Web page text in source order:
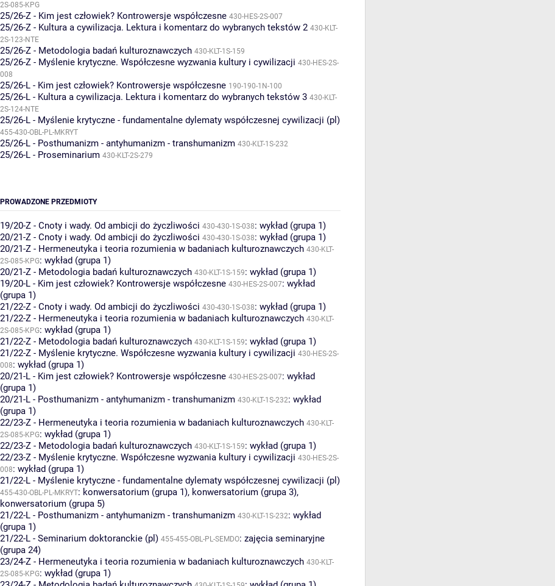
2S-085-KPG
25/26-Z - Kim jest człowiek? Kontrowersje współczesne 430-HES-2S-007
25/26-Z - Kultura a cywilizacja. Lektura i komentarz do wybranych tekstów 2 430-KLT-
2S-123-NTE
25/26-Z - Metodologia badań kulturoznawczych 430-KLT-1S-159
25/26-Z - Myślenie krytyczne. Współczesne wyzwania kultury i cywilizacji 430-HES-2S-
008
25/26-L - Kim jest człowiek? Kontrowersje współczesne 190-190-1N-100
25/26-L - Kultura a cywilizacja. Lektura i komentarz do wybranych tekstów 3 430-KLT-
2S-124-NTE
25/26-L - Myślenie krytyczne - fundamentalne dylematy współczesnej cywilizacji (pl)
455-430-OBL-PL-MKRYT
25/26-L - Posthumanizm - antyhumanizm - transhumanizm 430-KLT-1S-232
25/26-L - Proseminarium 430-KLT-2S-279
PROWADZONE PRZEDMIOTY
19/20-Z - Cnoty i wady. Od ambicji do życzliwości 430-430-1S-038: wykład (grupa 1)
20/21-Z - Cnoty i wady. Od ambicji do życzliwości 430-430-1S-038: wykład (grupa 1)
20/21-Z - Hermeneutyka i teoria rozumienia w badaniach kulturoznawczych 430-KLT-
2S-085-KPG: wykład (grupa 1)
20/21-Z - Metodologia badań kulturoznawczych 430-KLT-1S-159: wykład (grupa 1)
19/20-L - Kim jest człowiek? Kontrowersje współczesne 430-HES-2S-007: wykład
(grupa 1)
21/22-Z - Cnoty i wady. Od ambicji do życzliwości 430-430-1S-038: wykład (grupa 1)
21/22-Z - Hermeneutyka i teoria rozumienia w badaniach kulturoznawczych 430-KLT-
2S-085-KPG: wykład (grupa 1)
21/22-Z - Metodologia badań kulturoznawczych 430-KLT-1S-159: wykład (grupa 1)
21/22-Z - Myślenie krytyczne. Współczesne wyzwania kultury i cywilizacji 430-HES-2S-
008: wykład (grupa 1)
20/21-L - Kim jest człowiek? Kontrowersje współczesne 430-HES-2S-007: wykład
(grupa 1)
20/21-L - Posthumanizm - antyhumanizm - transhumanizm 430-KLT-1S-232: wykład
(grupa 1)
22/23-Z - Hermeneutyka i teoria rozumienia w badaniach kulturoznawczych 430-KLT-
2S-085-KPG: wykład (grupa 1)
22/23-Z - Metodologia badań kulturoznawczych 430-KLT-1S-159: wykład (grupa 1)
22/23-Z - Myślenie krytyczne. Współczesne wyzwania kultury i cywilizacji 430-HES-2S-
008: wykład (grupa 1)
21/22-L - Myślenie krytyczne - fundamentalne dylematy współczesnej cywilizacji (pl)
455-430-OBL-PL-MKRYT: konwersatorium (grupa 1), konwersatorium (grupa 3),
konwersatorium (grupa 5)
21/22-L - Posthumanizm - antyhumanizm - transhumanizm 430-KLT-1S-232: wykład
(grupa 1)
21/22-L - Seminarium doktoranckie (pl) 455-455-OBL-PL-SEMDO: zajęcia seminaryjne
(grupa 24)
23/24-Z - Hermeneutyka i teoria rozumienia w badaniach kulturoznawczych 430-KLT-
2S-085-KPG: wykład (grupa 1)